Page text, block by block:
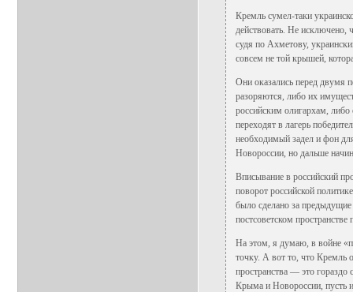
Кремль сумел-таки
действовать. Не исключено,
судя по Ахметову,
совсем не той крышей,
Они оказались перед двумя
разоряются, либо их
российским олигархам,
переходят в лагерь
необходимый задел и фон
Новороссии, но дальше
Вписывание в российский
поворот российской
было сделано за
постсоветском
На этом, я думаю, в войне
точку. А вот то, что Кремль
пространства — это гораздо
Крыма и Новороссии, пусть